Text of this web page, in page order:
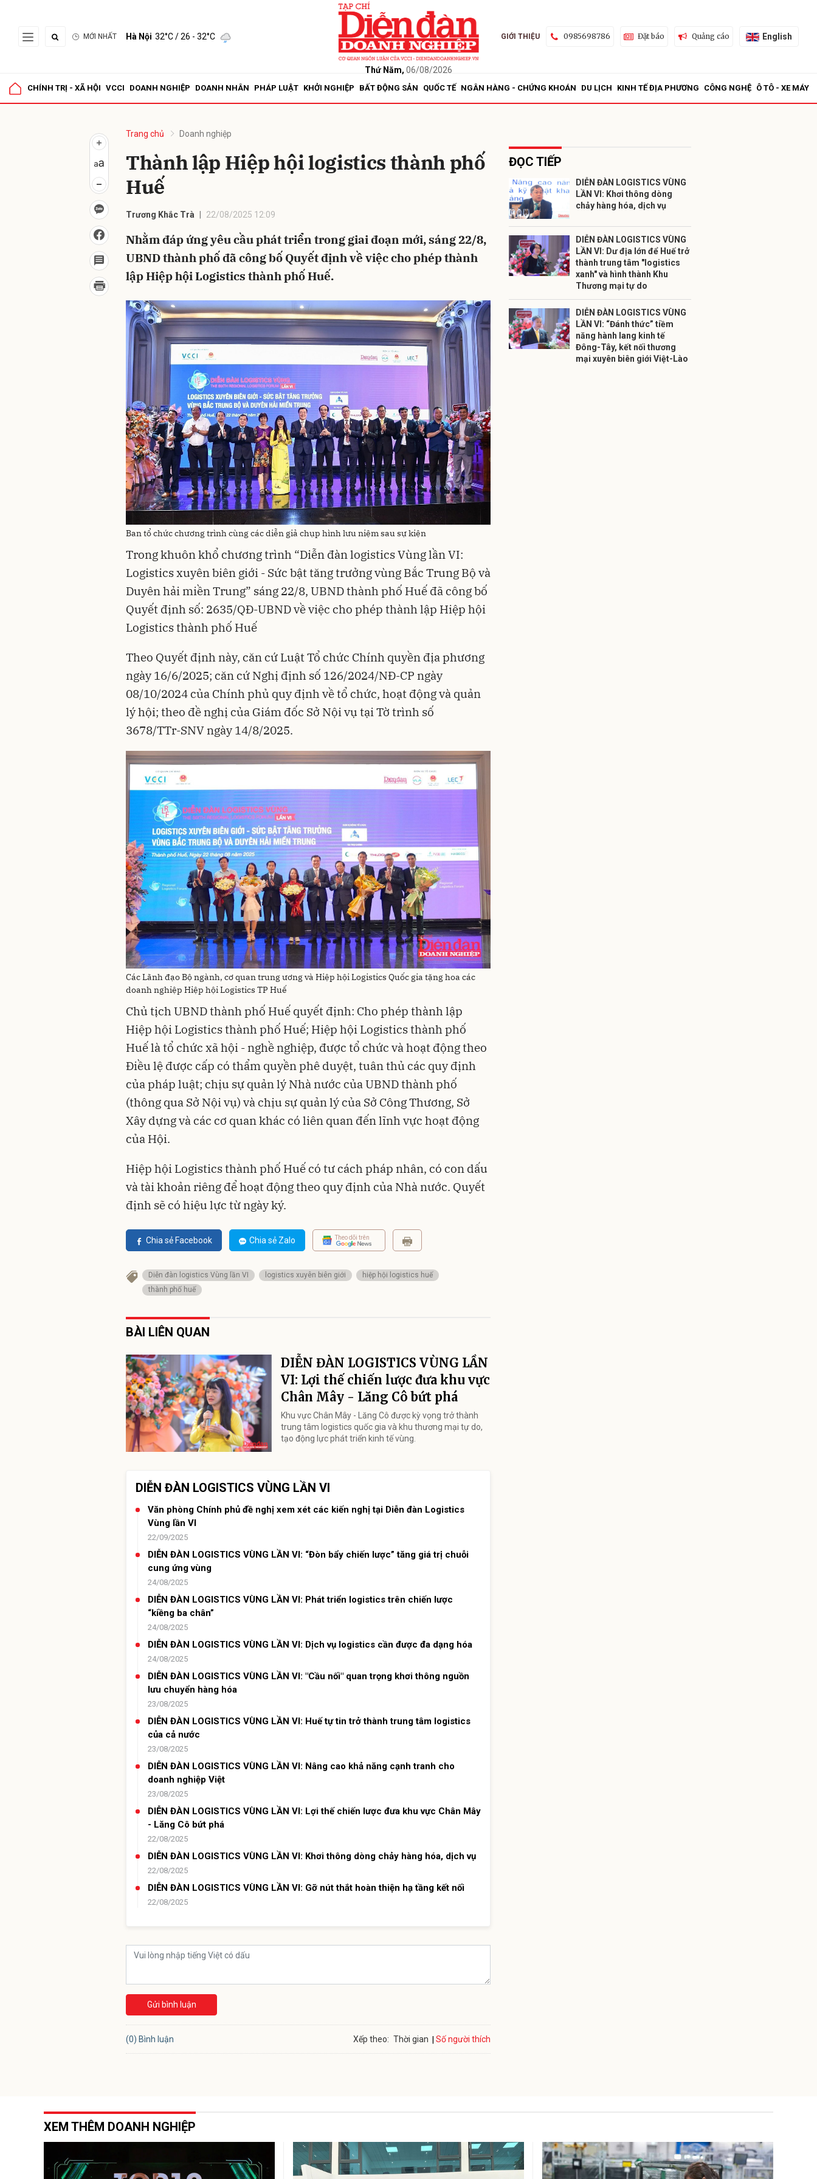
MỚI NHẤT Hà Nội 32°C/ 26 - 32°C
Thứ Năm, 06/08/2026
GIỚI THIỆU 0985698786 Đặt báo Quảng cáo English
CHÍNH TRỊ - XÃ HỘI VCCI DOANH NGHIỆP DOANH NHÂN PHÁP LUẬT KHỞI NGHIỆP BẤT ĐỘNG SẢN QUỐC TẾ NGÂN HÀNG - CHỨNG KHOÁN DU LỊCH KINH TẾ ĐỊA PHƯƠNG CÔNG NGHỆ Ô TÔ - XE MÁY
Trang chủ Doanh nghiệp
Thành lập Hiệp hội logistics thành phố
Huế
Trương Khắc Trà 22/08/2025 12:09
Nhằm đáp ứng yêu cầu phát triển trong giai đoạn mới, sáng 22/8,
UBND thành phố đã công bố Quyết định về việc cho phép thành
lập Hiệp hội Logistics thành phố Huế.
Ban tổ chức chương trình cùng các diễn giả chụp hình lưu niệm sau sự kiện
Trong khuôn khổ chương trình “Diễn đàn logistics Vùng lần VI:
Logistics xuyên biên giới - Sức bật tăng trưởng vùng Bắc Trung Bộ và
Duyên hải miền Trung” sáng 22/8, UBND thành phố Huế đã công bố
Quyết định số: 2635/QĐ-UBND về việc cho phép thành lập Hiệp hội
Logistics thành phố Huế
Theo Quyết định này, căn cứ Luật Tổ chức Chính quyền địa phương
ngày 16/6/2025; căn cứ Nghị định số 126/2024/NĐ-CP ngày
08/10/2024 của Chính phủ quy định về tổ chức, hoạt động và quản
lý hội; theo đề nghị của Giám đốc Sở Nội vụ tại Tờ trình số
3678/TTr-SNV ngày 14/8/2025.
Các Lãnh đạo Bộ ngành, cơ quan trung ương và Hiệp hội Logistics Quốc gia tặng hoa các
doanh nghiệp Hiệp hội Logistics TP Huế
Chủ tịch UBND thành phố Huế quyết định: Cho phép thành lập
Hiệp hội Logistics thành phố Huế; Hiệp hội Logistics thành phố
Huế là tổ chức xã hội - nghề nghiệp, được tổ chức và hoạt động theo
Điều lệ được cấp có thẩm quyền phê duyệt, tuân thủ các quy định
của pháp luật; chịu sự quản lý Nhà nước của UBND thành phố
(thông qua Sở Nội vụ) và chịu sự quản lý của Sở Công Thương, Sở
Xây dựng và các cơ quan khác có liên quan đến lĩnh vực hoạt động
của Hội.
Hiệp hội Logistics thành phố Huế có tư cách pháp nhân, có con dấu
và tài khoản riêng để hoạt động theo quy định của Nhà nước. Quyết
định sẽ có hiệu lực từ ngày ký.
Chia sẻ Facebook Chia sẻ Zalo Theo dõi trên
Diễn đàn logistics Vùng lần VI logistics xuyên biên giới
hiệp hội logistics huế
thành phố huế
BÀI LIÊN QUAN
DIỄN ĐÀN LOGISTICS VÙNG LẦN
VI: Lợi thế chiến lược đưa khu vực
Chân Mây - Lăng Cô bứt phá
Khu vực Chân Mây - Lăng Cô được kỳ vọng trở thành
trung tâm logistics quốc gia và khu thương mại tự do,
tạo động lực phát triển kinh tế vùng.
DIỄN ĐÀN LOGISTICS VÙNG LẦN VI
Văn phòng Chính phủ đề nghị xem xét các kiến nghị tại Diễn đàn Logistics
Vùng lần VI
22/09/2025
DIỄN ĐÀN LOGISTICS VÙNG LẦN VI: “Đòn bẩy chiến lược” tăng giá trị chuỗi
cung ứng vùng
24/08/2025
DIỄN ĐÀN LOGISTICS VÙNG LẦN VI: Phát triển logistics trên chiến lược
“kiềng ba chân”
24/08/2025
DIỄN ĐÀN LOGISTICS VÙNG LẦN VI: Dịch vụ logistics cần được đa dạng hóa
24/08/2025
DIỄN ĐÀN LOGISTICS VÙNG LẦN VI: "Cầu nối" quan trọng khơi thông nguồn
lưu chuyển hàng hóa
23/08/2025
DIỄN ĐÀN LOGISTICS VÙNG LẦN VI: Huế tự tin trở thành trung tâm logistics
của cả nước
23/08/2025
DIỄN ĐÀN LOGISTICS VÙNG LẦN VI: Nâng cao khả năng cạnh tranh cho
doanh nghiệp Việt
23/08/2025
DIỄN ĐÀN LOGISTICS VÙNG LẦN VI: Lợi thế chiến lược đưa khu vực Chân Mây
- Lăng Cô bứt phá
22/08/2025
DIỄN ĐÀN LOGISTICS VÙNG LẦN VI: Khơi thông dòng chảy hàng hóa, dịch vụ
22/08/2025
DIỄN ĐÀN LOGISTICS VÙNG LẦN VI: Gỡ nút thắt hoàn thiện hạ tầng kết nối
22/08/2025
Gửi bình luận
(0) Bình luận Xếp theo: Thời gian Số người thích
ĐỌC TIẾP
DIỄN ĐÀN LOGISTICS VÙNG
LẦN VI: Khơi thông dòng
chảy hàng hóa, dịch vụ
DIỄN ĐÀN LOGISTICS VÙNG
LẦN VI: Dư địa lớn để Huế trở
thành trung tâm "logistics
xanh" và hình thành Khu
Thương mại tự do
DIỄN ĐÀN LOGISTICS VÙNG
LẦN VI: “Đánh thức” tiềm
năng hành lang kinh tế
Đông-Tây, kết nối thương
mại xuyên biên giới Việt-Lào
XEM THÊM DOANH NGHIỆP
Gửi